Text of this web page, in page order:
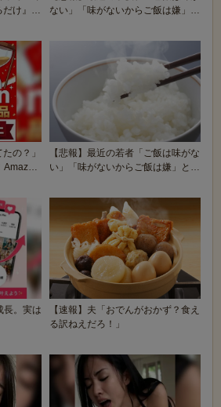
だけ』だ
ない」「味がないからご飯は嫌」と
の？」
Amazon
【悲報】最近の若者「ご飯は味がな
い」「味がないからご飯は嫌」とご
長。実は
【速報】夫「おでんがおかず？食え
る訳ねえだろ！」